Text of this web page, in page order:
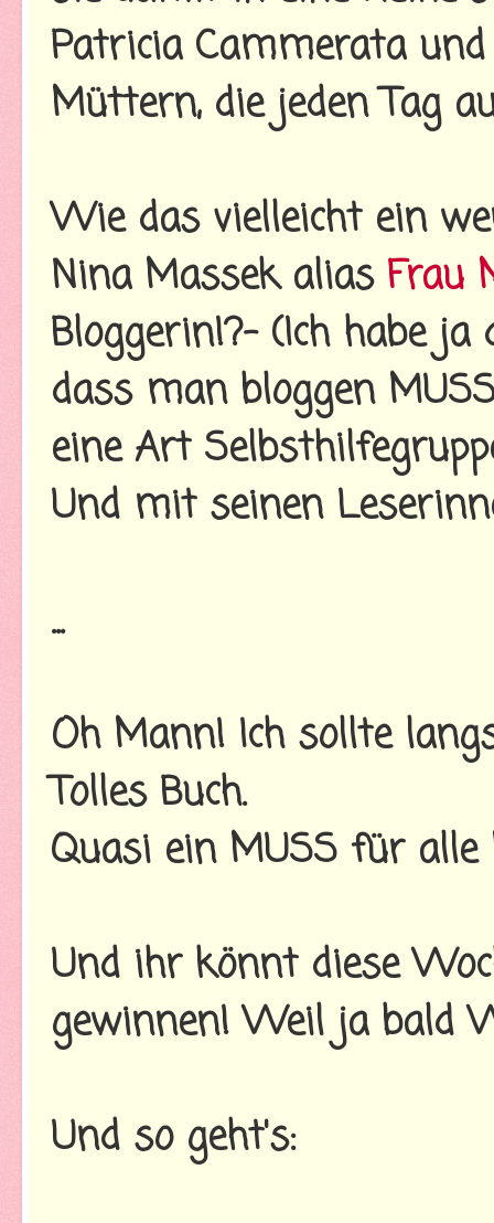
Patricia Cammerata
Müttern, die jeden Tag
Wie das vielleicht ein
Nina Massek alias Frau
Bloggerin!?- (Ich habe
dass man bloggen
eine Art
Und mit seinen
...
Oh Mann! Ich sollte
Tolles Buch.
Quasi ein MUSS für
Und ihr könnt diese
gewinnen! Weil ja bald
Und so geht's: